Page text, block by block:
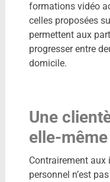
formations vidéo
celles proposées
permettent aux
progresser entre
domicile.
Une
elle-
Contrairement aux
personnel n’est